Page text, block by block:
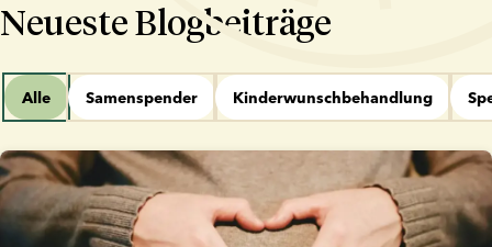
Neueste Blogbeiträge
Alle Samenspender Kinderwunschbehandlung